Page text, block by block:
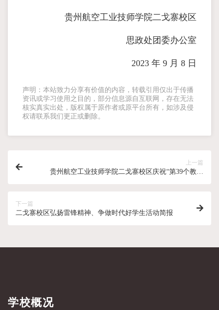
贵州航空⼯业技师学院⼆⼽寨校区
思政处团委办公室
2023 年 9 ⽉ 8 ⽇
声明：本站致力分享有价值的内容，转载引用仅出于传播
资讯或学习使用之目的，部分信息源自互联网，存在无法
核实真实出处，版权属于原作者或原平台所有，如涉及侵
权请联系我们更正或删除。
上一篇
贵州航空工业技师学院二戈寨校区庆祝“第39个教师
下一篇
二戈寨校区弘扬雷锋精神、争做时代好学生活动简报
学校概况